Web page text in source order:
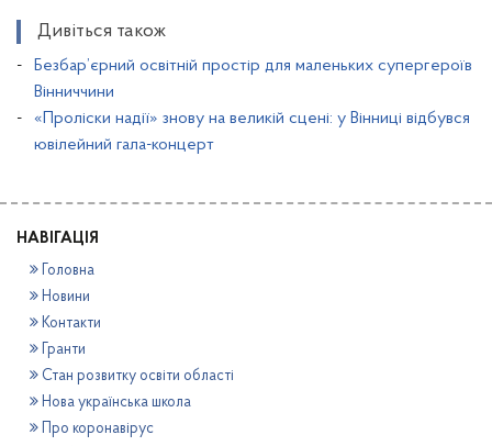
Дивіться також
Безбар’єрний освітній простір для маленьких супергероїв
Вінниччини
«Проліски надії» знову на великій сцені: у Вінниці відбувся
ювілейний гала-концерт
НАВІГАЦІЯ
Головна
Новини
Контакти
Гранти
Стан розвитку освіти області
Нова українська школа
Про коронавірус